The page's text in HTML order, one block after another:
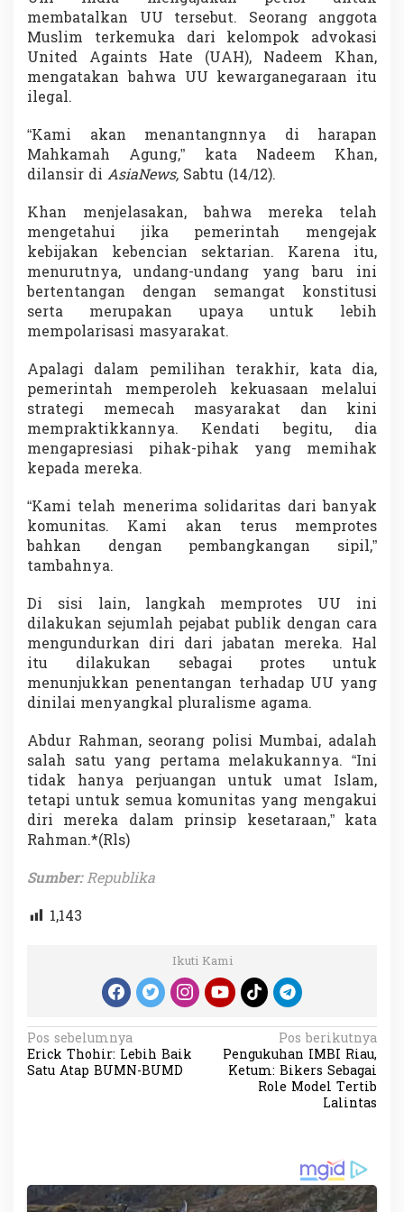
membatalkan UU tersebut. Seorang anggota
Muslim terkemuka dari kelompok advokasi
United Againts Hate (UAH), Nadeem Khan,
mengatakan bahwa UU kewarganegaraan itu
ilegal.
“Kami akan menantangnnya di harapan
Mahkamah Agung,” kata Nadeem Khan,
dilansir di AsiaNews, Sabtu (14/12).
Khan menjelasakan, bahwa mereka telah
mengetahui jika pemerintah mengejak
kebijakan kebencian sektarian. Karena itu,
menurutnya, undang-undang yang baru ini
bertentangan dengan semangat konstitusi
serta merupakan upaya untuk lebih
mempolarisasi masyarakat.
Apalagi dalam pemilihan terakhir, kata dia,
pemerintah memperoleh kekuasaan melalui
strategi memecah masyarakat dan kini
mempraktikkannya. Kendati begitu, dia
mengapresiasi pihak-pihak yang memihak
kepada mereka.
“Kami telah menerima solidaritas dari banyak
komunitas. Kami akan terus memprotes
bahkan dengan pembangkangan sipil,”
tambahnya.
Di sisi lain, langkah memprotes UU ini
dilakukan sejumlah pejabat publik dengan cara
mengundurkan diri dari jabatan mereka. Hal
itu dilakukan sebagai protes untuk
menunjukkan penentangan terhadap UU yang
dinilai menyangkal pluralisme agama.
Abdur Rahman, seorang polisi Mumbai, adalah
salah satu yang pertama melakukannya. “Ini
tidak hanya perjuangan untuk umat Islam,
tetapi untuk semua komunitas yang mengakui
diri mereka dalam prinsip kesetaraan,” kata
Rahman.*(Rls)
Sumber:Republika
1,143
Ikuti Kami
N
a
s
Pos sebelumnya
Erick Thohir: Lebih Baik
Satu Atap BUMN-BUMD
Pos berikutnya
Pengukuhan IMBI Riau,
Ketum: Bikers Sebagai
Role Model Tertib
Lalintas